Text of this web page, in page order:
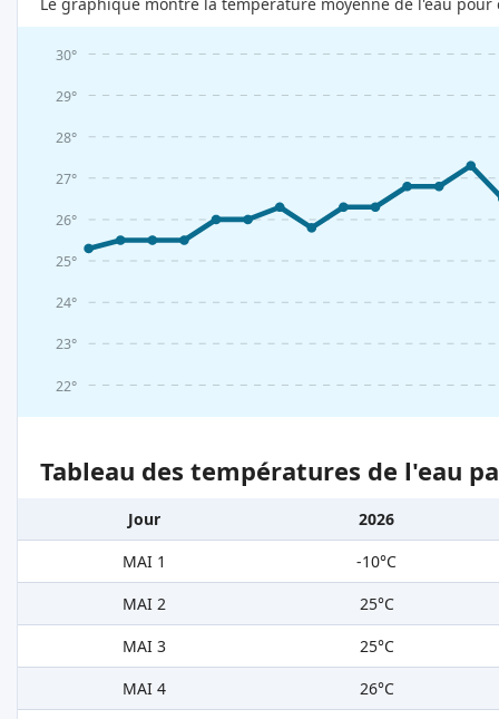
22°
23°
24°
25°
26°
27°
28°
29°
30°
Tableau des températures de l'eau
Jour
2026
MAI 1
-10°C
MAI 2
25°C
MAI 3
25°C
MAI 4
26°C